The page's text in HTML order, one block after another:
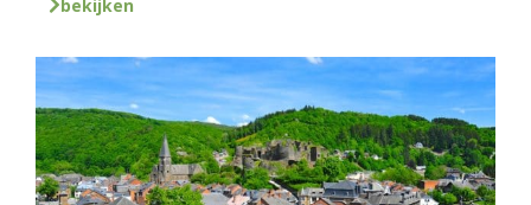
bekijken